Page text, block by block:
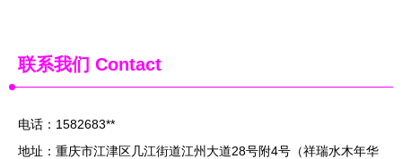
联系我们 Contact
电话：1582683**
地址：重庆市江津区几江街道江州大道28号附4号（祥瑞水木年华